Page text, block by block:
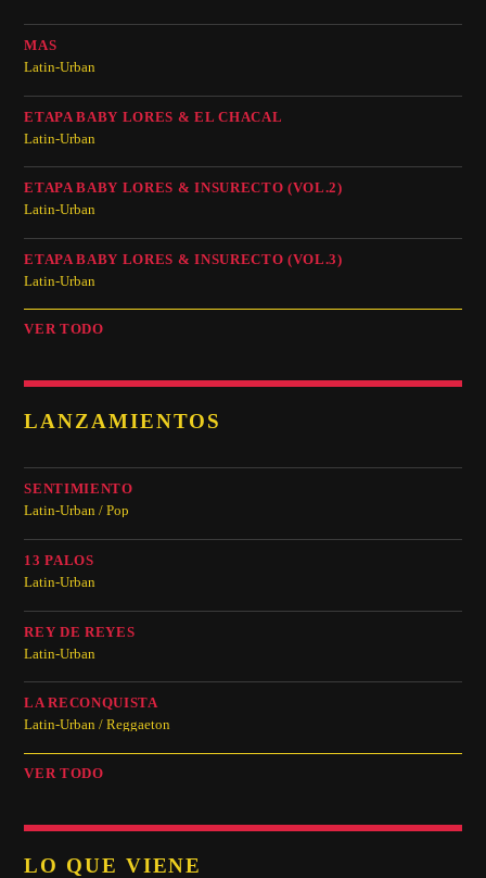
MAS
Latin-Urban
ETAPA BABY LORES & EL CHACAL
Latin-Urban
ETAPA BABY LORES & INSURECTO (VOL.2)
Latin-Urban
ETAPA BABY LORES & INSURECTO (VOL.3)
Latin-Urban
VER TODO
LANZAMIENTOS
SENTIMIENTO
Latin-Urban / Pop
13 PALOS
Latin-Urban
REY DE REYES
Latin-Urban
LA RECONQUISTA
Latin-Urban / Reggaeton
VER TODO
LO QUE VIENE